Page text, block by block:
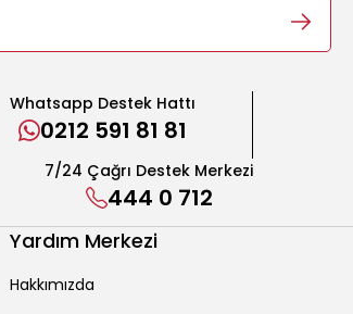
Whatsapp Destek Hattı
0212 591 81 81
7/24 Çağrı Destek Merkezi
444 0 712
Yardım Merkezi
Hakkımızda